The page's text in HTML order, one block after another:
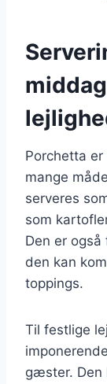
Porchetta
mange
serveres
som
Den er
den kan
toppings.
Til festlige
gæster. Den